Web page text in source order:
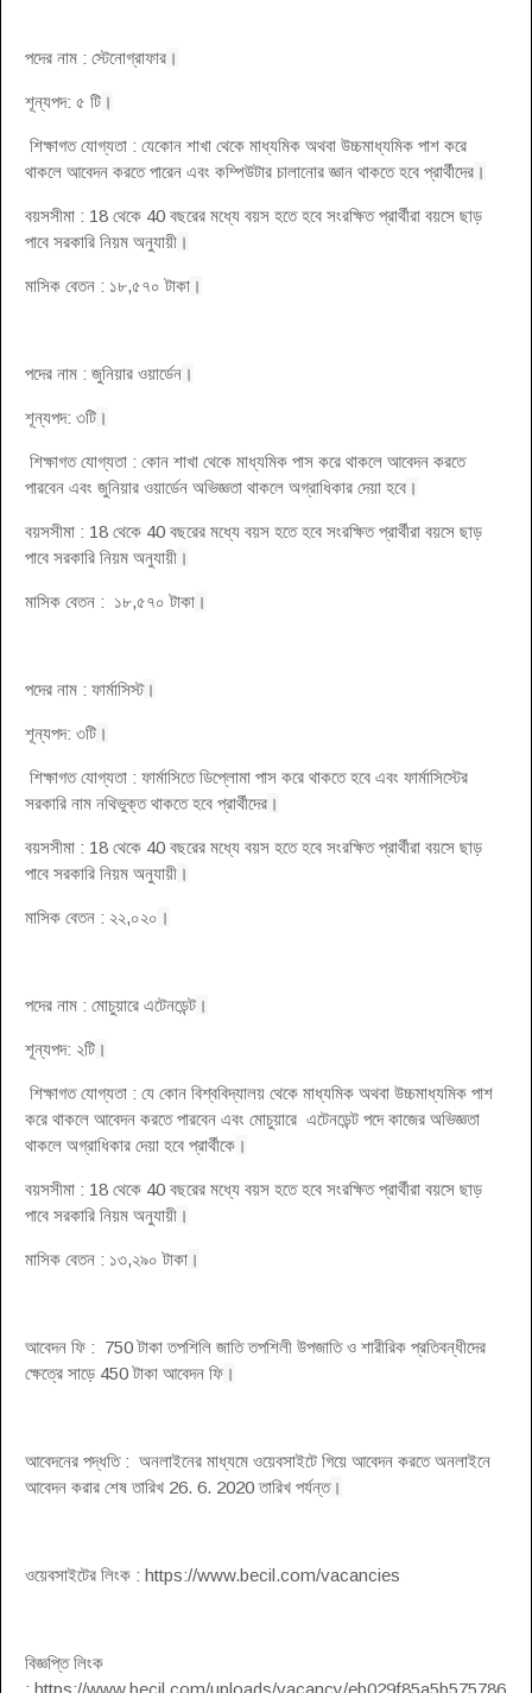
পদের নাম : স্টেনোগ্রাফার ।
শূন্যপদ: ৫ টি ।
শিক্ষাগত যোগ্যতা : যেকোন শাখা থেকে মাধ্যমিক অথবা উচ্চমাধ্যমিক পাশ করে
থাকলে আবেদন করতে পারেন এবং কম্পিউটার চালানোর জ্ঞান থাকতে হবে প্রার্থীদের ।
বয়সসীমা : 18 থেকে 40 বছরের মধ্যে বয়স হতে হবে সংরক্ষিত প্রার্থীরা বয়সে ছাড়
পাবে সরকারি নিয়ম অনুযায়ী ।
মাসিক বেতন : ১৮,৫৭০ টাকা ।
পদের নাম : জুনিয়ার ওয়ার্ডেন ।
শূন্যপদ: ৩টি ।
শিক্ষাগত যোগ্যতা : কোন শাখা থেকে মাধ্যমিক পাস করে থাকলে আবেদন করতে
পারবেন এবং জুনিয়ার ওয়ার্ডেন অভিজ্ঞতা থাকলে অগ্রাধিকার দেয়া হবে ।
বয়সসীমা : 18 থেকে 40 বছরের মধ্যে বয়স হতে হবে সংরক্ষিত প্রার্থীরা বয়সে ছাড়
পাবে সরকারি নিয়ম অনুযায়ী ।
মাসিক বেতন : ১৮,৫৭০ টাকা ।
পদের নাম : ফার্মাসিস্ট।
শূন্যপদ: ৩টি ।
শিক্ষাগত যোগ্যতা : ফার্মাসিতে ডিপ্লোমা পাস করে থাকতে হবে এবং ফার্মাসিস্টের
সরকারি নাম নথিভুক্ত থাকতে হবে প্রার্থীদের ।
বয়সসীমা : 18 থেকে 40 বছরের মধ্যে বয়স হতে হবে সংরক্ষিত প্রার্থীরা বয়সে ছাড়
পাবে সরকারি নিয়ম অনুযায়ী ।
মাসিক বেতন : ২২,০২০ ।
পদের নাম : মোচুয়ারে এটেনডেন্ট ।
শূন্যপদ: ২টি ।
শিক্ষাগত যোগ্যতা : যে কোন বিশ্ববিদ্যালয় থেকে মাধ্যমিক অথবা উচ্চমাধ্যমিক পাশ
করে থাকলে আবেদন করতে পারবেন এবং মোচুয়ারে এটেনডেন্ট পদে কাজের অভিজ্ঞতা
থাকলে অগ্রাধিকার দেয়া হবে প্রার্থীকে ।
বয়সসীমা : 18 থেকে 40 বছরের মধ্যে বয়স হতে হবে সংরক্ষিত প্রার্থীরা বয়সে ছাড়
পাবে সরকারি নিয়ম অনুযায়ী ।
মাসিক বেতন : ১৩,২৯০ টাকা ।
আবেদন ফি : 750 টাকা তপশিলি জাতি তপশিলী উপজাতি ও শারীরিক প্রতিবন্ধীদের
ক্ষেত্রে সাড়ে 450 টাকা আবেদন ফি ।
আবেদনের পদ্ধতি : অনলাইনের মাধ্যমে ওয়েবসাইটে গিয়ে আবেদন করতে অনলাইনে
আবেদন করার শেষ তারিখ 26. 6. 2020 তারিখ পর্যন্ত।
ওয়েবসাইটের লিংক : https://www.becil.com/vacancies
বিজ্ঞপ্তি লিংক
: https://www.becil.com/uploads/vacancy/eb029f85a5b575786